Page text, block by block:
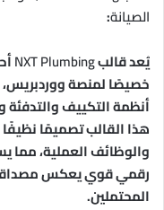
الصيانة:
يُعد قالبNXT Plumbing
خصيصًا لمنصة
أنظمة التكييف
هذا القالب تصميمًا نظيفًا
والوظائف العملية، مما
رقمي قوي يعكس
المحتملين.